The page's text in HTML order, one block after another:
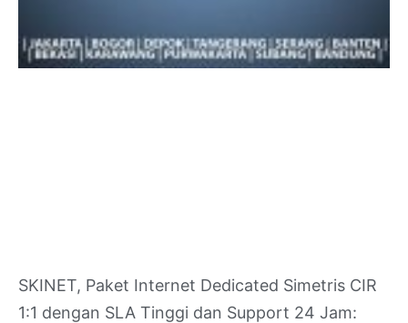
SKINET, Paket Internet Dedicated Simetris CIR
1:1 dengan SLA Tinggi dan Support 24 Jam: